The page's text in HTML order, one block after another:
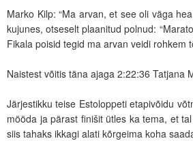
Marko Kilp: “Ma arvan, et see oli väga
kujunes, otseselt plaanitud polnud:
Fikala poisid tegid ma arvan veidi rohkem
Naistest võitis täna ajaga 2:22:36 Tatjana
Järjestikku teise Estoloppeti etapivõidu
mööda ja pärast finišit ütles ka tema, et
siis tahaks ikkagi alati kõrgeima koha